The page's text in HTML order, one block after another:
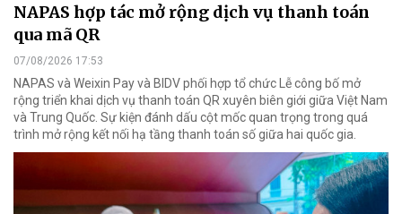
NAPAS hợp tác mở rộng dịch vụ thanh toán
qua mã QR
07/08/2026 17:53
NAPAS và Weixin Pay và BIDV phối hợp tổ chức Lễ công bố mở
rộng triển khai dịch vụ thanh toán QR xuyên biên giới giữa Việt Nam
và Trung Quốc. Sự kiện đánh dấu cột mốc quan trọng trong quá
trình mở rộng kết nối hạ tầng thanh toán số giữa hai quốc gia.